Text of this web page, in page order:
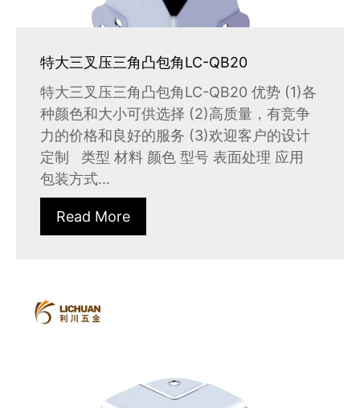
特大三叉压三角凸包角LC-QB20
特大三叉压三角凸包角LC-QB20 优势 (1)各
种颜色和大小可供选择 (2)高质量，有竞争
力的价格和良好的服务 (3)欢迎客户的设计
定制 类型 材料 颜色 型号 表面处理 应用
包装方式...
Read More